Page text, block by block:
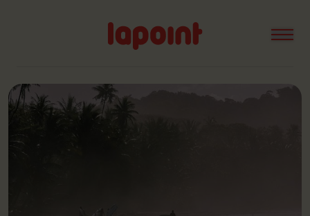
Lapoint